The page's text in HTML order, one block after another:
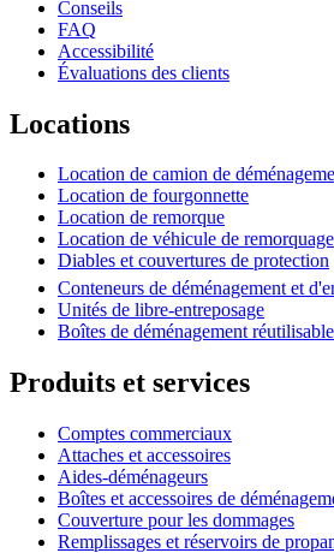
Conseils
FAQ
Accessibilité
Évaluations des clients
Locations
Location de camion de
Location de fourgonnette
Location de remorque
Location de véhicule de remorquage
Diables et couvertures de protection
Conteneurs de déménagement et
Unités de libre-entreposage
Boîtes de déménagement
Produits et services
Comptes commerciaux
Attaches et accessoires
Aides-déménageurs
Boîtes et accessoires de
Couverture pour les dommages
Remplissages et réservoirs de